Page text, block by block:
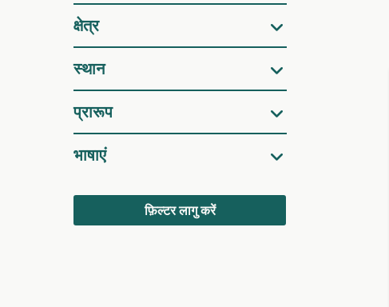
क्षेत्र
स्थान
प्रारूप
भाषाएं
फ़िल्टर लागु करें